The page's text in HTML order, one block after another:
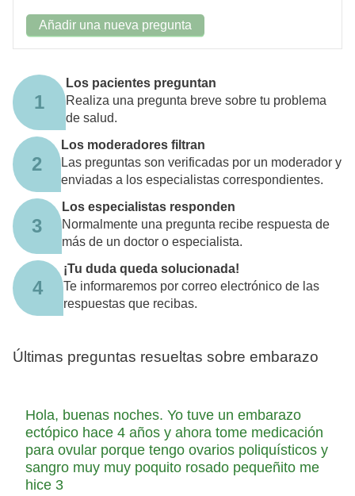
Añadir una nueva pregunta
1
Los pacientes preguntan
Realiza una pregunta breve sobre tu problema
de salud.
2
Los moderadores filtran
Las preguntas son verificadas por un moderador y
enviadas a los especialistas correspondientes.
3
Los especialistas responden
Normalmente una pregunta recibe respuesta de
más de un doctor o especialista.
4
¡Tu duda queda solucionada!
Te informaremos por correo electrónico de las
respuestas que recibas.
Últimas preguntas resueltas sobre embarazo
Hola, buenas noches. Yo tuve un embarazo
ectópico hace 4 años y ahora tome medicación
para ovular porque tengo ovarios poliquísticos y
sangro muy muy poquito rosado pequeñito me
hice 3